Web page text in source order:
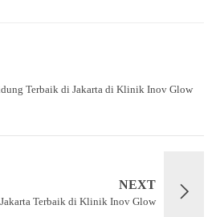
Terbaik di Jakarta di Klinik Inov Glow
NEXT
Terbaik di Klinik Inov Glow